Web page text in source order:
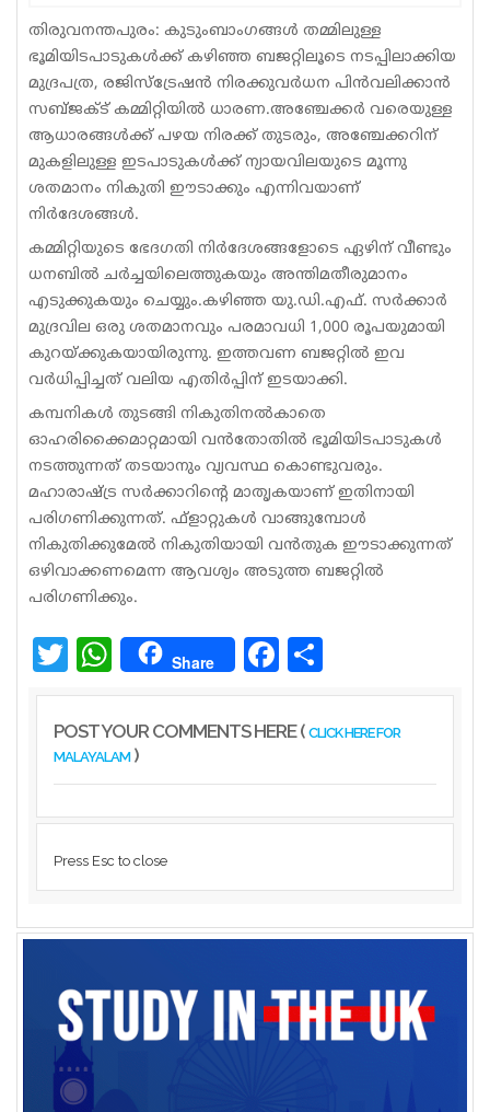
Sports
Classifieds
Law
Gallery
തിരുവനന്തപുരം: കുടുംബാംഗങ്ങള്‍ തമ്മിലുള്ള
ഭൂമിയിടപാടുകള്‍ക്ക് കഴിഞ്ഞ ബജറ്റിലൂടെ നടപ്പിലാക്കിയ
മുദ്രപത്ര, രജിസ്‌ട്രേഷന്‍ നിരക്കുവര്‍ധന പിന്‍വലിക്കാന്‍
സബ്ജക്ട് കമ്മിറ്റിയില്‍ ധാരണ.അഞ്ചേക്കര്‍ വരെയുള്ള
ആധാരങ്ങള്‍ക്ക് പഴയ നിരക്ക് തുടരും, അഞ്ചേക്കറിന്
മുകളിലുള്ള ഇടപാടുകള്‍ക്ക് ന്യായവിലയുടെ മൂന്നു
ശതമാനം നികുതി ഈടാക്കും എന്നിവയാണ്
നിര്‍ദേശങ്ങള്‍.
കമ്മിറ്റിയുടെ ഭേദഗതി നിര്‍ദേശങ്ങളോടെ ഏഴിന് വീണ്ടും
ധനബില്‍ ചര്‍ച്ചയിലെത്തുകയും അന്തിമതീരുമാനം
എടുക്കുകയും ചെയ്യും.കഴിഞ്ഞ യു.ഡി.എഫ്. സര്‍ക്കാര്‍
മുദ്രവില ഒരു ശതമാനവും പരമാവധി 1,000 രൂപയുമായി
കുറയ്ക്കുകയായിരുന്നു. ഇത്തവണ ബജറ്റില്‍ ഇവ
വര്‍ധിപ്പിച്ചത് വലിയ എതിര്‍പ്പിന് ഇടയാക്കി.
കമ്പനികള്‍ തുടങ്ങി നികുതിനല്‍കാതെ
ഓഹരിക്കൈമാറ്റമായി വന്‍തോതില്‍ ഭൂമിയിടപാടുകള്‍
നടത്തുന്നത് തടയാനും വ്യവസ്ഥ കൊണ്ടുവരും.
മഹാരാഷ്ട്ര സര്‍ക്കാറിന്റെ മാതൃകയാണ് ഇതിനായി
പരിഗണിക്കുന്നത്. ഫ്‌ളാറ്റുകള്‍ വാങ്ങുമ്പോള്‍
നികുതിക്കുമേല്‍ നികുതിയായി വന്‍തുക ഈടാക്കുന്നത്
ഒഴിവാക്കണമെന്ന ആവശ്യം അടുത്ത ബജറ്റില്‍
പരിഗണിക്കും.
Twitter WhatsAppShare Facebook
POST YOUR COMMENTS HERE ( CLICK HERE FOR
MALAYALAM)
Press Esc to close